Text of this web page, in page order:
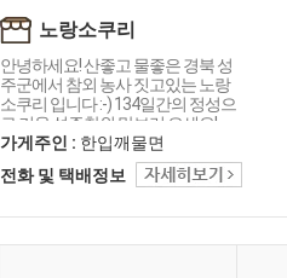
노랑소쿠리
안녕하세요! 산좋고 물좋은 경북 성
주군에서 참외 농사 짓고있는 노랑
소쿠리 입니다 :-) 134일간의 정성으
로 키운 성주참외 맛보러 오세요!
가게주인 : 한입깨물면
전화 및 택배정보